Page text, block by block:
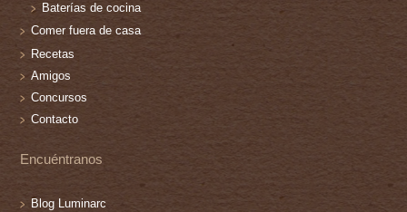
Baterías de cocina
Comer fuera de casa
Recetas
Amigos
Concursos
Contacto
Encuéntranos
Blog Luminarc